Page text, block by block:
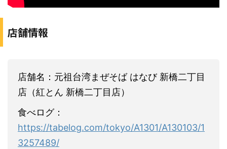
店舗情報
店舗名：元祖台湾まぜそば はなび 新橋二丁目
店（紅とん 新橋二丁目店）
食べログ：
https://tabelog.com/tokyo/A1301/A130103/1
3257489/